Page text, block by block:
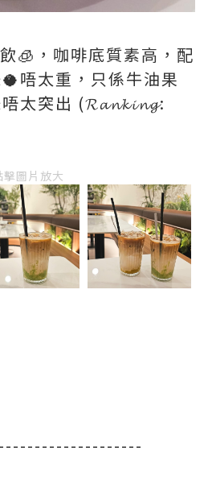
🧊，咖啡底質素高，配
唔太重，只係牛油果
太突出 (𝓡𝓪𝓷𝓴𝓲𝓷𝓰:
擊圖片放大